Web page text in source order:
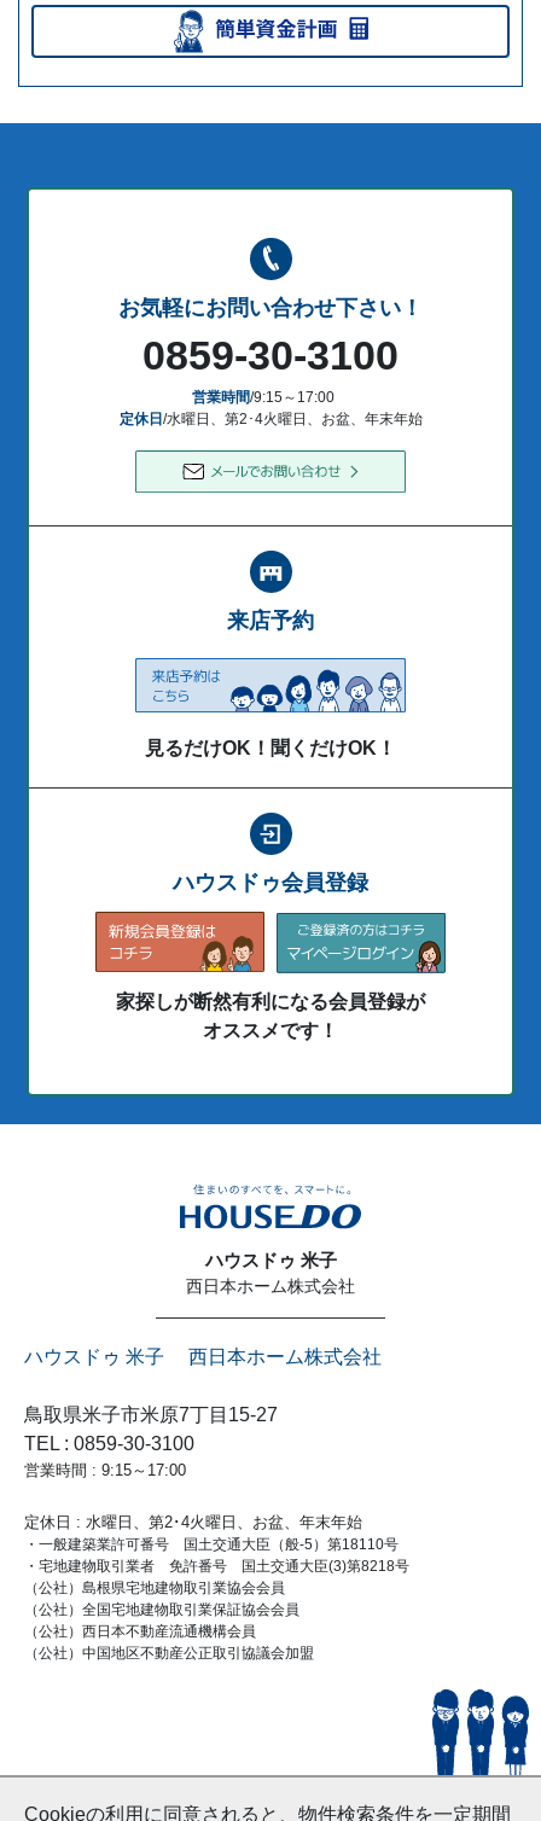
Cookieの利用に同意されると、物件検索条件を一定期間
お気軽にお問い合わせ下さい！
0859-30-3100
営業時間/9:15～17:00
定休日/水曜日、第2･4火曜日、お盆、年末年始
来店予約
見るだけOK！聞くだけOK！
ハウスドゥ会員登録
家探しが断然有利になる会員登録が
オススメです！
ハウスドゥ 米子
西日本ホーム株式会社
ハウスドゥ 米子 西日本ホーム株式会社
鳥取県米子市米原7丁目15-27
TEL : 0859-30-3100
営業時間 : 9:15～17:00
定休日 : 水曜日、第2･4火曜日、お盆、年末年始
・一般建築業許可番号 国土交通大臣（般-5）第18110号
・宅地建物取引業者 免許番号 国土交通大臣(3)第8218号
（公社）島根県宅地建物取引業協会会員
（公社）全国宅地建物取引業保証協会会員
（公社）西日本不動産流通機構会員
（公社）中国地区不動産公正取引協議会加盟
© HouseDoYonago